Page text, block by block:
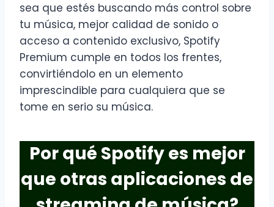
sea que estés buscando más control sobre
tu música, mejor calidad de sonido o
acceso a contenido exclusivo, Spotify
Premium cumple en todos los frentes,
convirtiéndolo en un elemento
imprescindible para cualquiera que se
tome en serio su música.
Por qué Spotify es mejor
que otras aplicaciones de